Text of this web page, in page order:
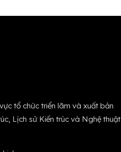
tổ chức triển lãm và xuất bản
Lịch sử Kiến trúc và Nghệ thuật